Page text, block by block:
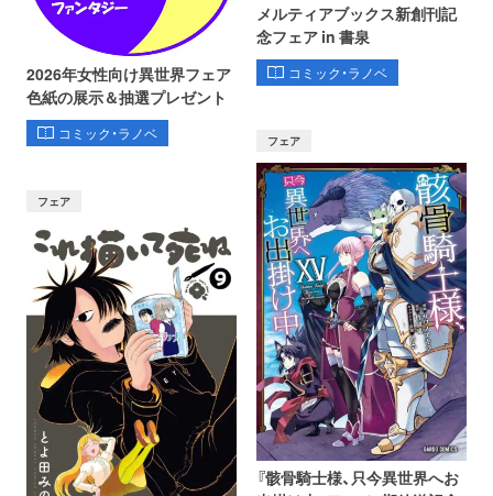
2026年女性向け異世界フェア
色紙の展示＆抽選プレゼント
コミック・ラノベ
メルティアブックス新創刊記
念フェア in 書泉
コミック・ラノベ
フェア
フェア
『骸骨騎士様、只今異世界へお